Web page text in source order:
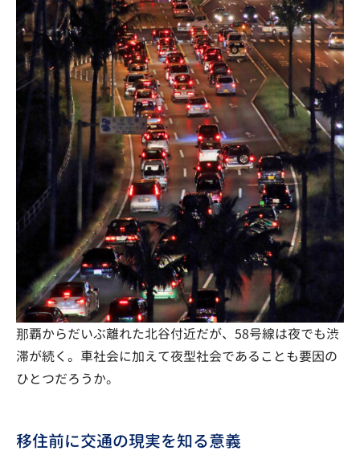
那覇からだいぶ離れた北谷付近だが、58号線は夜でも渋
滞が続く。車社会に加えて夜型社会であることも要因の
ひとつだろうか。
移住前に交通の現実を知る意義